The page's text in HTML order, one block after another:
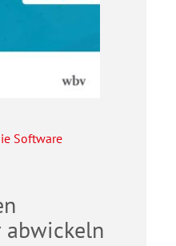
Software
abwickeln